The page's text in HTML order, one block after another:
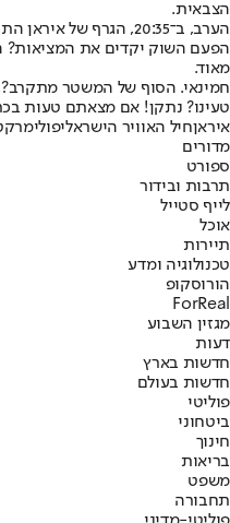
הצבאית.
הערב, ב־20:35, הגרף של
הפעם השוק יקדים את המציאות?
מאוד.
חמינאי. הסוף של המשטר
טעינו? נתקן! אם מצאתם טעות
איראןחיל האוויר הישראלי
מדורים
ספורט
תרבות ובידור
לייף סטייל
אוכל
תיירות
טכנולוגיה ומדע
הורוסקופ
ForReal
מגזין השבוע
דעות
חדשות בארץ
חדשות בעולם
פוליטי
ביטחוני
חינוך
בריאות
משפט
תחבורה